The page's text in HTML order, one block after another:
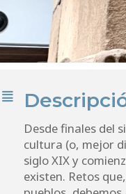
Desde finales del
cultura (o, mejor
siglo XIX y
existen. Retos